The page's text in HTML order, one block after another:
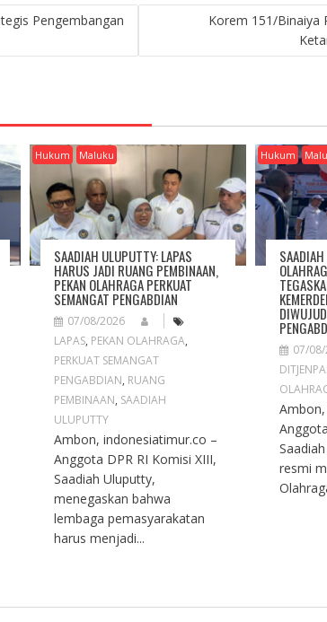
Pengembangan
Korem 151/Binaiya
Hukum Maluku
SAADIAH ULUPUTTY: LAPAS
HARUS JADI RUANG PEMBINAAN,
PEKAN OLAHRAGA PERKUAT
SEMANGAT PENGABDIAN
07/08/2026
LAPAS, PEKAN OLAHRAGA,
PERKUAT SEMANGAT
PENGABDIAN, RUANG
PEMBINAAN, SAADIAH
ULUPUTTY
Ambon, indonesiatimur.co –
Anggota DPR RI Komisi XIII,
Saadiah Uluputty,
menegaskan bahwa
lembaga pemasyarakatan
harus menjadi...
Hukum
07/
resmi